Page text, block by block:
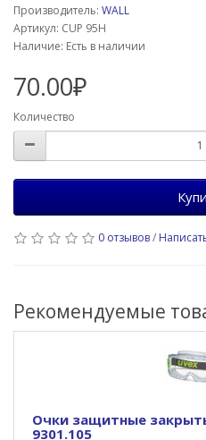
Производитель: WALL
Артикул: CUP 95H
Наличие: Есть в наличии
70.00₽
Количество
0 отзывов/
Рекомендуемые
Очки защитные
9301.105